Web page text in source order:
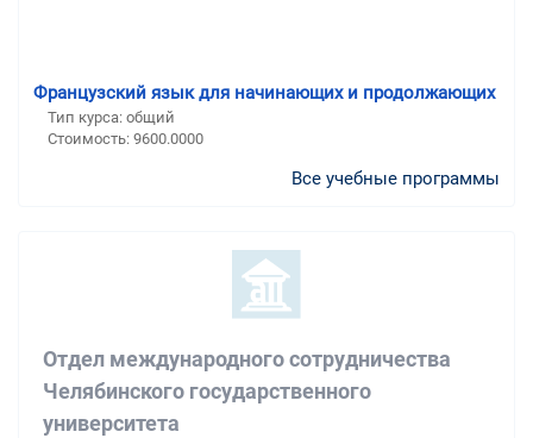
Французский язык для начинающих и продолжающих
Тип курса: общий
Стоимость: 9600.0000
Все учебные программы
Отдел международного сотрудничества
Челябинского государственного
университета